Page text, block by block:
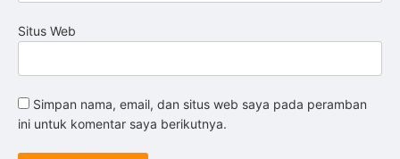
Situs Web
Simpan nama, email, dan situs web saya pada peramban
ini untuk komentar saya berikutnya.